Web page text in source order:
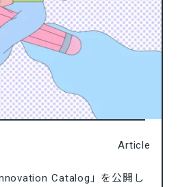
Article
Catalog」を公開し